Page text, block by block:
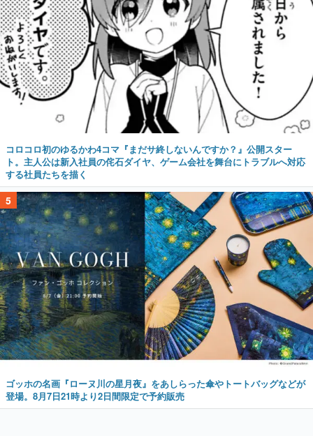
コロコロ初のゆるかわ4コマ『まだサ終しないんですか？』公開スター
ト。主人公は新入社員の侘石ダイヤ、ゲーム会社を舞台にトラブルへ対応
する社員たちを描く
5
ゴッホの名画『ローヌ川の星月夜』をあしらった傘やトートバッグなどが
登場。8月7日21時より2日間限定で予約販売